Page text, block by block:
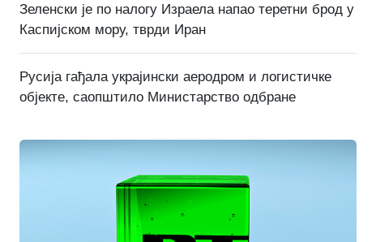
Зеленски је по налогу Израела напао теретни брод у
Каспијском мору, тврди Иран
Русија гађала украјински аеродром и логистичке
објекте, саопштило Министарство одбране